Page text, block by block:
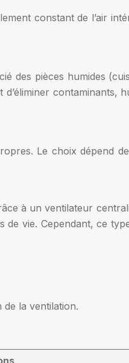
constant de l’air
des pièces humides
contaminants,
Le choix dépend
à un ventilateur
de vie. Cependant, ce
de la ventilation.